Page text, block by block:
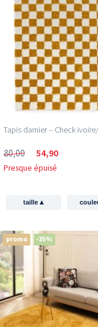
Tapis damier – Check
80,00 54,90
Presque épuisé
taille▴
promo -35%